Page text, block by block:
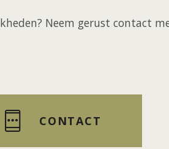
Neem gerust contact
CONTACT